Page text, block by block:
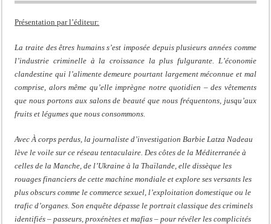
Présentation par l’éditeur:
La traite des êtres humains s’est imposée depuis plusieurs années comme
l’industrie criminelle à la croissance la plus fulgurante. L’économie
clandestine qui l’alimente demeure pourtant largement méconnue et mal
comprise, alors même qu’elle imprègne notre quotidien – des vêtements
que nous portons aux salons de beauté que nous fréquentons, jusqu’aux
fruits et légumes que nous consommons.
Avec À corps perdus, la journaliste d’investigation Barbie Latza Nadeau
lève le voile sur ce réseau tentaculaire. Des côtes de la Méditerranée à
celles de la Manche, de l’Ukraine à la Thaïlande, elle dissèque les
rouages financiers de cette machine mondiale et explore ses versants les
plus obscurs comme le commerce sexuel, l’exploitation domestique ou le
trafic d’organes. Son enquête dépasse le portrait classique des criminels
identifiés – passeurs, proxénètes et mafias – pour révéler les complicités